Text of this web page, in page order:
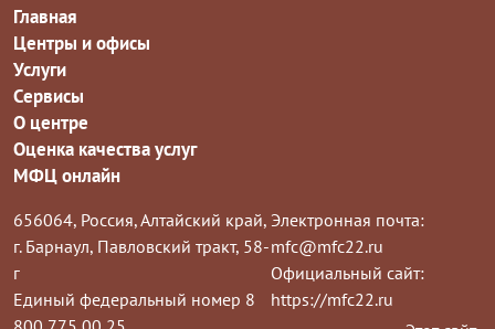
Главная
Центры и офисы
Услуги
Сервисы
О центре
Оценка качества услуг
МФЦ онлайн
656064, Россия, Алтайский край,
г. Барнаул, Павловский тракт, 58-
г
Единый федеральный номер 8
Электронная почта:
mfc@mfc22.ru
Официальный сайт:
https://mfc22.ru